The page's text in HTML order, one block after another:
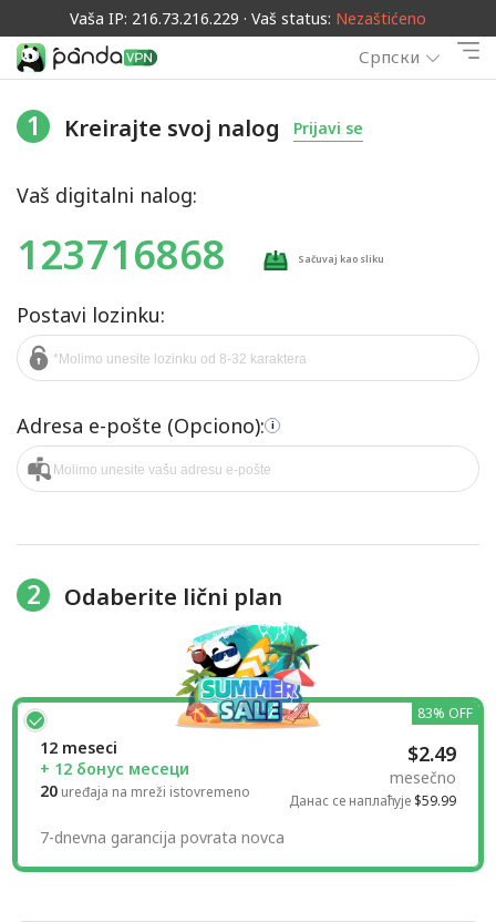
Vaša IP: 216.73.216.229 · Vaš status: Nezaštićeno
Српски
1 Kreirajte svoj nalog Prijavi se
Vaš digitalni nalog:
123716868 Sačuvaj kao sliku
Postavi lozinku:
Adresa e-pošte (Opciono): i
2 Odaberite lični plan
12 meseci
+ 12 бонус месеци
20 uređaja na mreži istovremeno
$2.49
mesečno
Данас се наплаћује $59.99
83% OFF
7-dnevna garancija povrata novca